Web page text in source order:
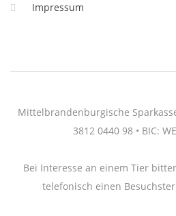
Impressum
Mittelbrandenburgische
3812 0440 98 • BIC:
Bei Interesse an einem Tier
telefonisch einen